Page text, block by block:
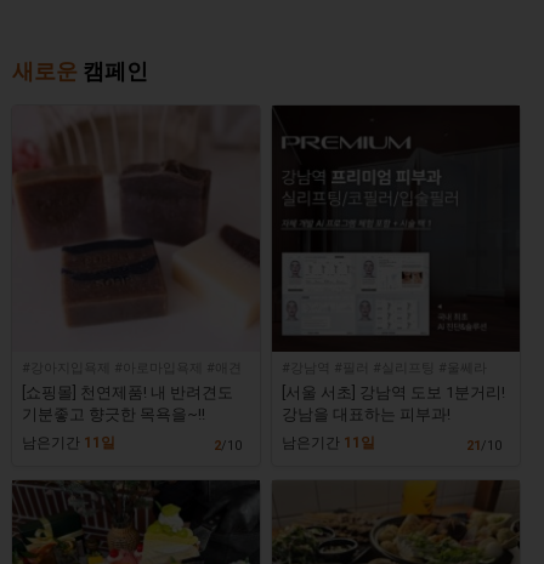
새로운 캠페인
피부병 #강아지피부
[쇼핑몰] 천연제품! 내 반려견도
기분좋고 향긋한 목욕을~!!
남은기간 11일 2/10
#강남역 #필러 #실리프팅 #울쎄라
[서울 서초] 강남역 도보 1분거리!
강남을 대표하는 피부과!
남은기간 11일 21 /10